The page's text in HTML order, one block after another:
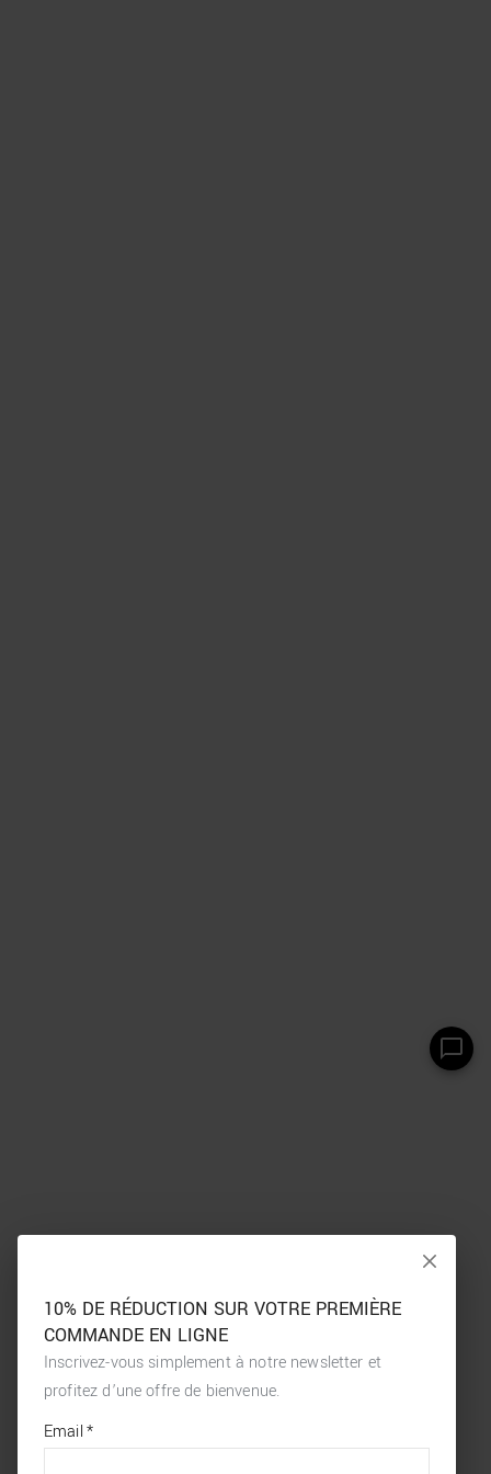
10% DE RÉDUCTION SUR VOTRE PREMIÈRE
COMMANDE EN LIGNE
Inscrivez-vous simplement à notre newsletter et
profitez d’une offre de bienvenue.
required
fields
Email*